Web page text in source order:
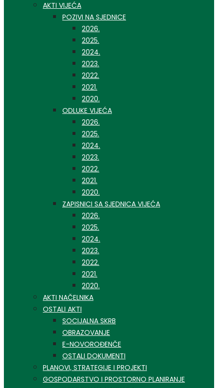
AKTI VIJEĆA
POZIVI NA SJEDNICE
2026.
2025.
2024.
2023.
2022.
2021.
2020.
ODLUKE VIJEĆA
2026.
2025.
2024.
2023.
2022.
2021.
2020.
ZAPISNICI SA SJEDNICA VIJEĆA
2026.
2025.
2024.
2023.
2022.
2021.
2020.
AKTI NAČELNIKA
OSTALI AKTI
SOCIJALNA SKRB
OBRAZOVANJE
E-NOVOROĐENČE
OSTALI DOKUMENTI
PLANOVI, STRATEGIJE I PROJEKTI
GOSPODARSTVO I PROSTORNO PLANIRANJE